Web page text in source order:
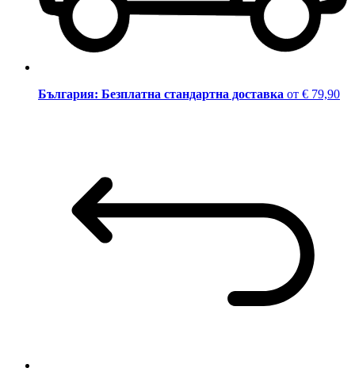
България: Безплатна стандартна доставка от € 79,90